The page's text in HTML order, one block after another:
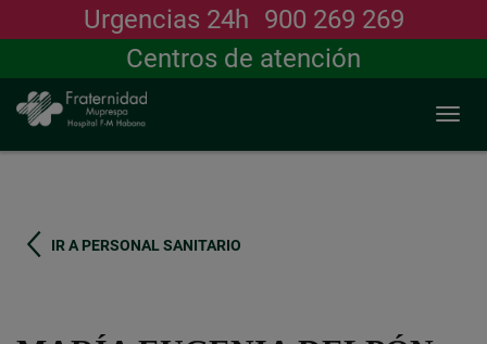
Urgencias 24h 900 269 269
Centros de atención
Buscar
IR A PERSONAL SANITARIO